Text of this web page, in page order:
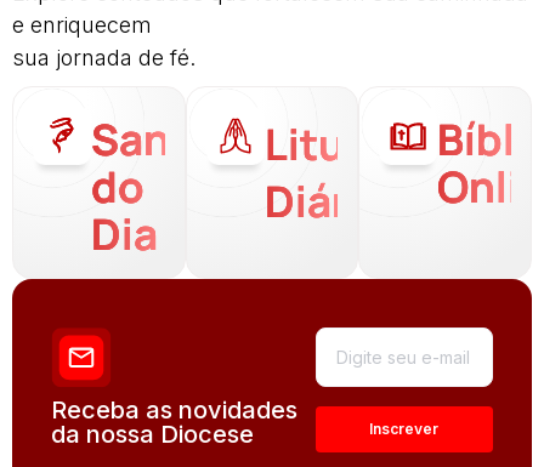
e enriquecem
sua jornada de fé.
Santo
do
Dia
Liturgia
Diária
Receba as novidades
da nossa Diocese